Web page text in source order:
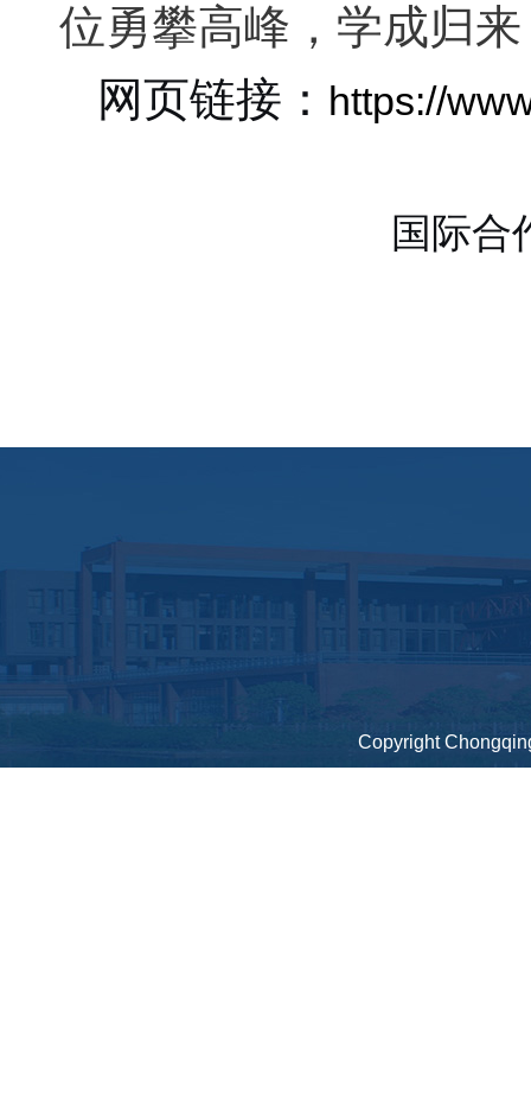
位勇攀高峰，学成归
网页链接： https://
国际合
Copyright